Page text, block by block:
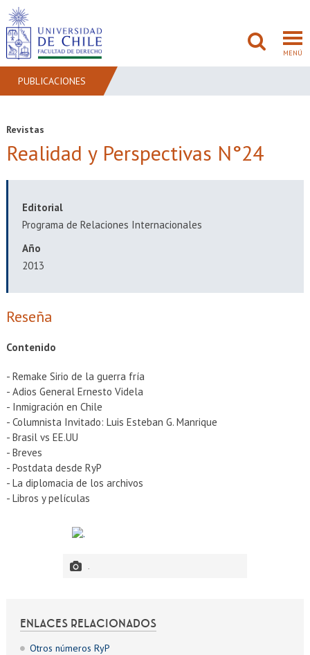
MENÚ
PREGRADO
POSTGRADO
Académicos
Egresados
PUBLICACIONES
Revistas
Realidad y Perspectivas N°24
Editorial
Programa de Relaciones Internacionales
Año
2013
ENLACES RELACIONADOS
Otros números RyP
Reseña
Contenido
- Remake Sirio de la guerra fría
- Adios General Ernesto Videla
- Inmigración en Chile
- Columnista Invitado: Luis Esteban G. Manrique
- Brasil vs EE.UU
- Breves
- Postdata desde RyP
- La diplomacia de los archivos
- Libros y películas
.